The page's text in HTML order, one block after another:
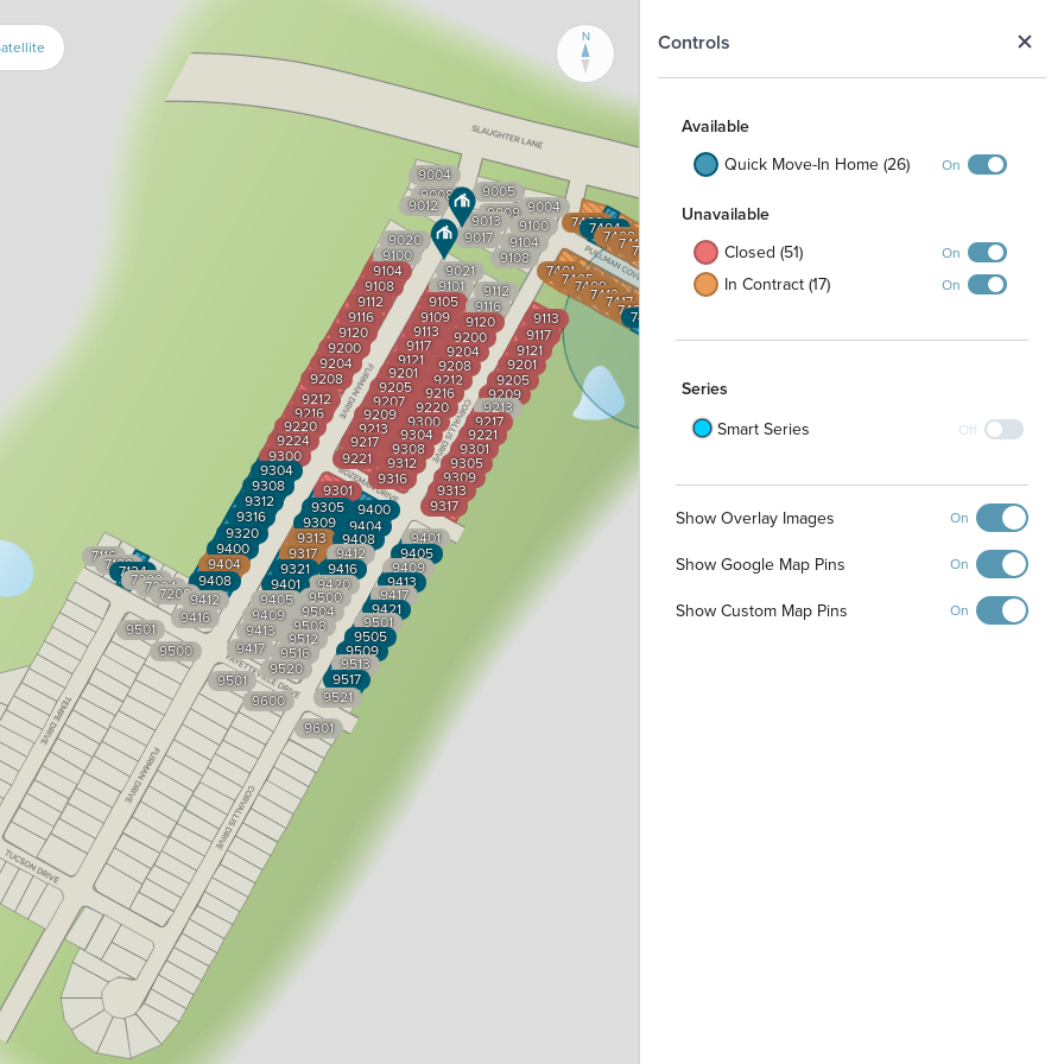
Controls
Available
Quick Move-In Home (26)
On
Unavailable
Closed (51)
On
In Contract (17) On
Series
Smart Series
Off
Show Overlay Images On
Show Google Map Pins On
Show Custom Map Pins On
9501
9500
9501
9600
9601
9521
9513
9501
9417
9409
9401
9412
9420
9500
9504
9508
9512
9516
9520
9417
9413
9409
9405
9317
9313
9301
9317
9313
9309
9305
9301
9221
9217
9213
9209
9205
9201
9121
9117
9113
74017405
740974137417
7421
7432
7428
7416
7412
7408
7400
9005
9009
9013
9017
9021
9101
9105
9109
9113
9117
9121
9201
9205
9207
9209
9213
9217
9221
9316
9312
9308
9304
9300
9220
9216
9212
9208
9204
9200
9120
9116
9112
9108
9104
9100
9004
71167120
720072047208
9416
9412
9404
9300
9224
9220
9216
9212
9208
9204
9200
9120
9116
9112
9108
9104
9100
9020
90129008
9004
9304
9308
9312
9316
9320
9400
9408
7124
7404
7424
7425
9305
9309
9321
9401
9416
9408
9404
9400
9405
9413
9421
9505
9509
9517
N